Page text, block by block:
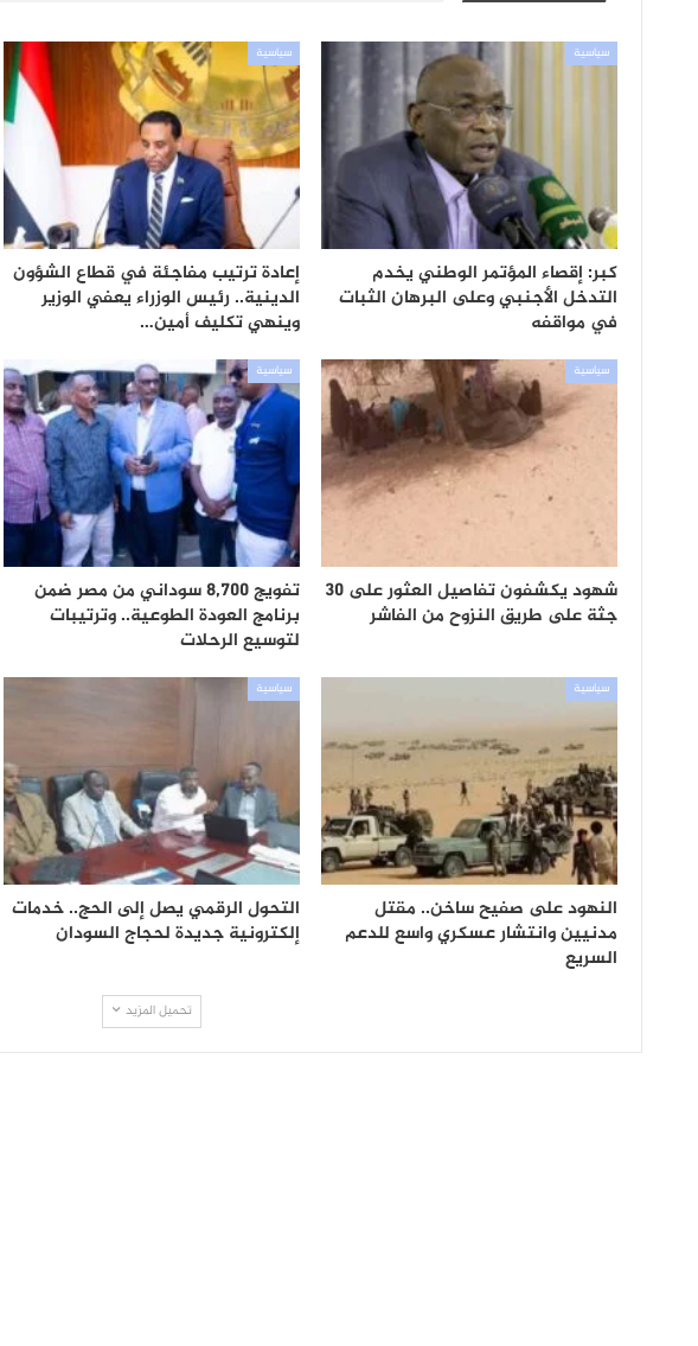
سياسية
كبر: إقصاء المؤتمر الوطني يخدم
التدخل الأجنبي وعلى البرهان الثبات
في مواقفه
سياسية
إعادة ترتيب مفاجئة في قطاع الشؤون
الدينية.. رئيس الوزراء يعفي الوزير
وينهي تكليف أمين…
سياسية
شهود يكشفون تفاصيل العثور على 30
جثة على طريق النزوح من الفاشر
سياسية
تفويج 8,700 سوداني من مصر ضمن
برنامج العودة الطوعية.. وترتيبات
لتوسيع الرحلات
سياسية
النهود على صفيح ساخن.. مقتل
مدنيين وانتشار عسكري واسع للدعم
السريع
سياسية
التحول الرقمي يصل إلى الحج.. خدمات
إلكترونية جديدة لحجاج السودان
تحميل المزيد